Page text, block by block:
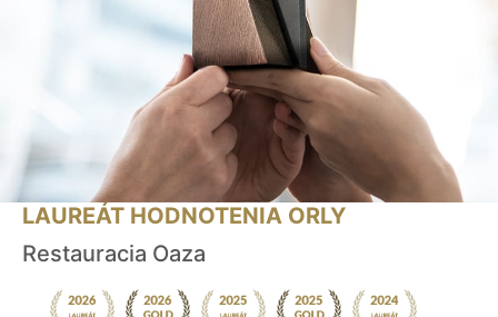
LAUREÁT HODNOTENIA ORLY
Restauracia Oaza